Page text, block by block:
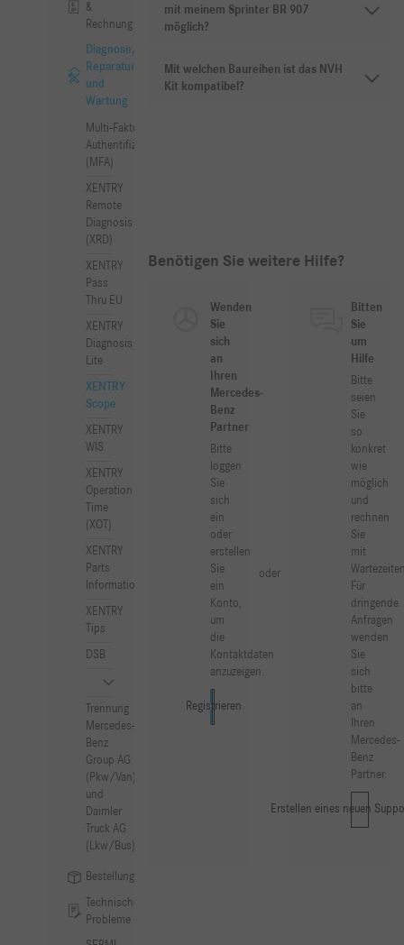
&
Rechnung
Diagnose,
Reparatur
und
Wartung
Multi-Faktor-
Authentifizierung
(MFA)
XENTRY
Remote
Diagnosis
(XRD)
XENTRY
Pass
Thru EU
XENTRY
Diagnosis
Lite
XENTRY
Scope
XENTRY
WIS
XENTRY
Operation
Time
(XOT)
XENTRY
Parts
Information
XENTRY
Tips
DSB
Trennung
Mercedes-
Benz
Group AG
(Pkw/Van)
und
Daimler
Truck AG
(Lkw/Bus)
Bestellung
Technische
Probleme
mit meinem Sprinter BR 907
möglich?
Mit welchen Baureihen ist das NVH
Kit kompatibel?
Benötigen Sie weitere Hilfe?
Wenden
Sie
sich
an
Ihren
Mercedes-
Benz
Partner
Bitte
loggen
Sie
sich
ein
oder
erstellen
Sie
ein
Konto,
um
die
Kontaktdaten
anzuzeigen.
Anmelden
Registrieren
oder
Bitten
Sie
um
Hilfe
Bitte
seien
Sie
so
konkret
wie
möglich
und
rechnen
Sie
mit
Für
dringende
Anfragen
wenden
Sie
sich
bitte
an
Ihren
Mercedes-
Benz
Partner.
Erstellen eines neuen